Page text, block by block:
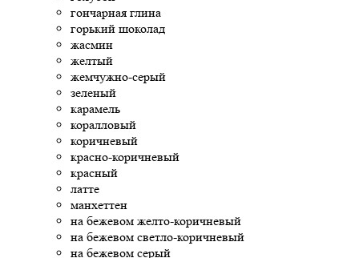
гончарная глина
горький шоколад
жасмин
желтый
жемчужно-серый
зеленый
карамель
коралловый
коричневый
красно-коричневый
красный
латте
манхеттен
на бежевом желто-коричневый
на бежевом светло-коричневый
на бежевом серый